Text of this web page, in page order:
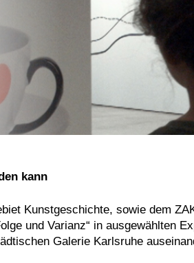
kann
Kunstgeschichte, sowie dem
und Varianz“ in ausgewählten
Galerie Karlsruhe